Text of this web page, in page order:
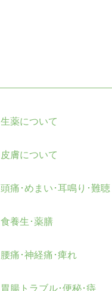
生薬について
皮膚について
頭痛･めまい･耳鳴り･難聴
食養生･薬膳
腰痛･神経痛･痺れ
胃腸トラブル･便秘･痔